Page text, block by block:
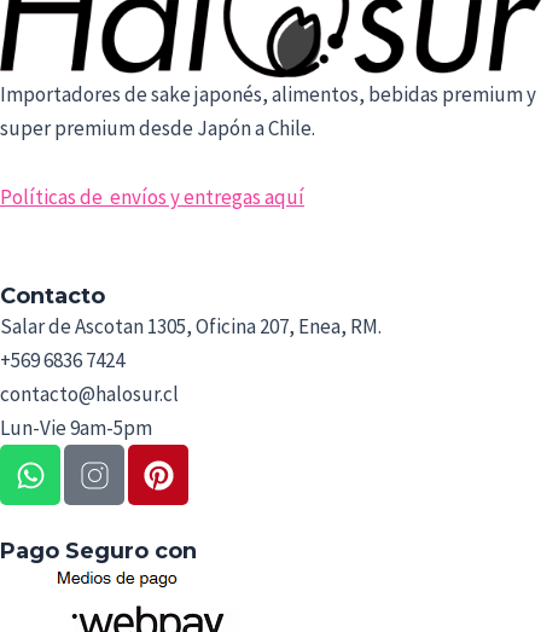
Importadores de sake japonés, alimentos, bebidas premium y
super premium desde Japón a Chile.
Políticas de envíos y entregas aquí
Contacto
Salar de Ascotan 1305, Oficina 207, Enea, RM.
+569 6836 7424
contacto@halosur.cl
Lun-Vie 9am-5pm
W
h
a
t
P
i
n
t
e
r
Pago Seguro con